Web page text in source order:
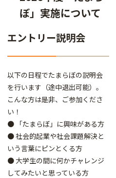
ぼ」実施について
エントリー説明会
以下の日程でたまらぼの説明会
を行います（途中退出可能）。
こんな方は是非、ご参加くださ
い！
● 「たまらぼ」に興味がある方
● 社会的起業や社会課題解決と
いう言葉にピンとくる方
● 大学生の間に何かチャレンジ
してみたいと思っている方